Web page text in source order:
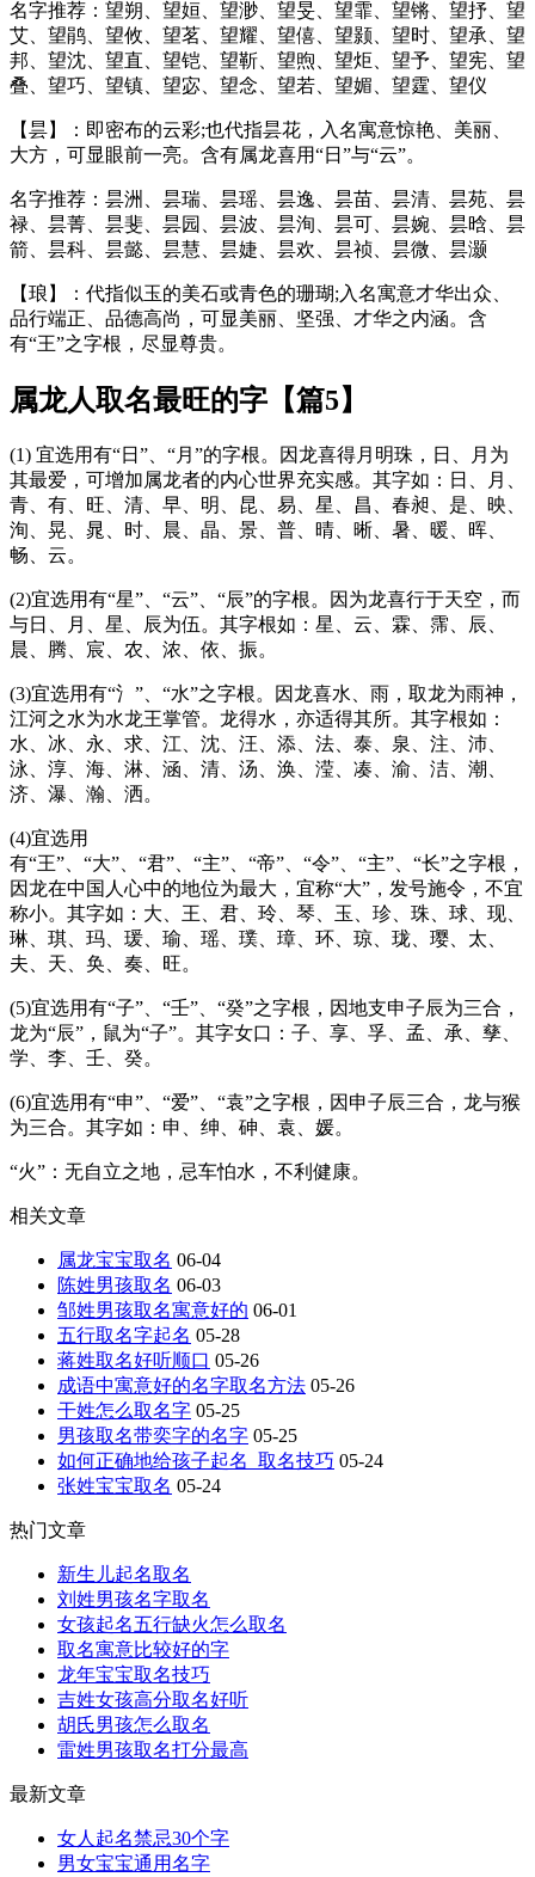
名字推荐：望朔、望姮、望渺、望旻、望霏、望锵、望抒、望
艾、望鹃、望攸、望茗、望耀、望僖、望颢、望时、望承、望
邦、望沈、望直、望铠、望靳、望煦、望炬、望予、望宪、望
叠、望巧、望镇、望宓、望念、望若、望媚、望霆、望仪
【昙】：即密布的云彩;也代指昙花，入名寓意惊艳、美丽、
大方，可显眼前一亮。含有属龙喜用“日”与“云”。
名字推荐：昙洲、昙瑞、昙瑶、昙逸、昙苗、昙清、昙苑、昙
禄、昙菁、昙斐、昙园、昙波、昙洵、昙可、昙婉、昙晗、昙
箭、昙科、昙懿、昙慧、昙婕、昙欢、昙祯、昙微、昙灏
【琅】：代指似玉的美石或青色的珊瑚;入名寓意才华出众、
品行端正、品德高尚，可显美丽、坚强、才华之内涵。含
有“王”之字根，尽显尊贵。
属龙人取名最旺的字【篇5】
(1) 宜选用有“日”、“月”的字根。因龙喜得月明珠，日、月为
其最爱，可增加属龙者的内心世界充实感。其字如：日、月、
青、有、旺、清、早、明、昆、易、星、昌、春昶、是、映、
洵、晃、晁、时、晨、晶、景、普、晴、晰、暑、暖、晖、
畅、云。
(2)宜选用有“星”、“云”、“辰”的字根。因为龙喜行于天空，而
与日、月、星、辰为伍。其字根如：星、云、霖、霈、辰、
晨、腾、宸、农、浓、依、振。
(3)宜选用有“氵”、“水”之字根。因龙喜水、雨，取龙为雨神，
江河之水为水龙王掌管。龙得水，亦适得其所。其字根如：
水、冰、永、求、江、沈、汪、添、法、泰、泉、注、沛、
泳、淳、海、淋、涵、清、汤、涣、滢、凑、渝、洁、潮、
济、瀑、瀚、洒。
(4)宜选用
有“王”、“大”、“君”、“主”、“帝”、“令”、“主”、“长”之字根，
因龙在中国人心中的地位为最大，宜称“大”，发号施令，不宜
称小。其字如：大、王、君、玲、琴、玉、珍、珠、球、现、
琳、琪、玛、瑗、瑜、瑶、璞、璋、环、琼、珑、璎、太、
夫、天、奂、奏、旺。
(5)宜选用有“子”、“壬”、“癸”之字根，因地支申子辰为三合，
龙为“辰”，鼠为“子”。其字女口：子、享、孚、孟、承、孳、
学、李、壬、癸。
(6)宜选用有“申”、“爱”、“袁”之字根，因申子辰三合，龙与猴
为三合。其字如：申、绅、砷、袁、媛。
“火”：无自立之地，忌车怕水，不利健康。
相关文章
属龙宝宝取名 06-04
陈姓男孩取名 06-03
邹姓男孩取名寓意好的 06-01
五行取名字起名 05-28
蒋姓取名好听顺口 05-26
成语中寓意好的名字取名方法 05-26
干姓怎么取名字 05-25
男孩取名带奕字的名字 05-25
如何正确地给孩子起名_取名技巧 05-24
张姓宝宝取名 05-24
热门文章
新生儿起名取名
刘姓男孩名字取名
女孩起名五行缺火怎么取名
取名寓意比较好的字
龙年宝宝取名技巧
吉姓女孩高分取名好听
胡氏男孩怎么取名
雷姓男孩取名打分最高
最新文章
女人起名禁忌30个字
男女宝宝通用名字